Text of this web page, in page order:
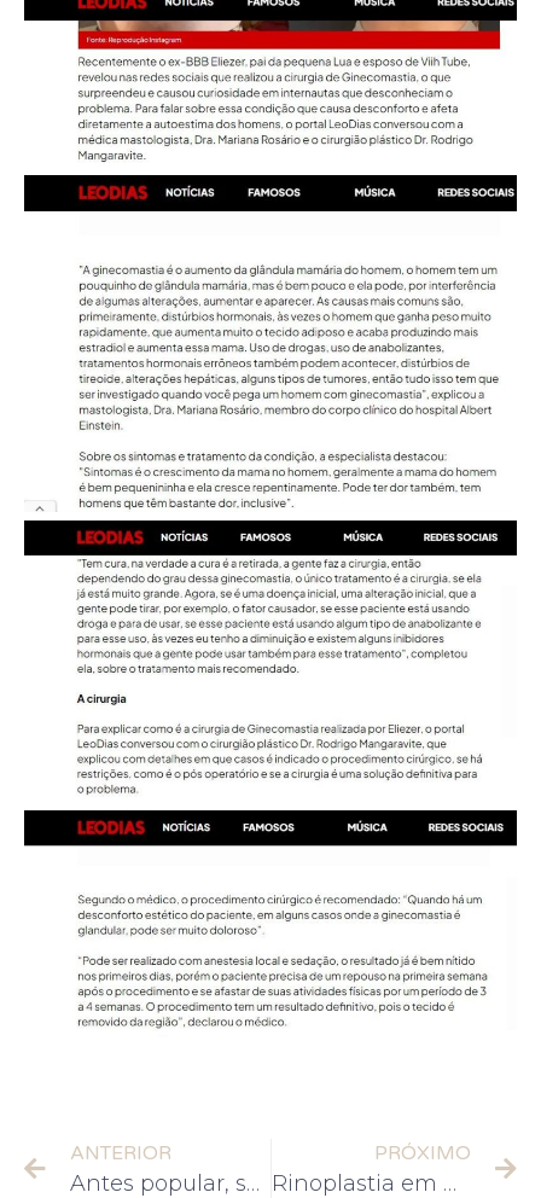
ANTERIOR
Antes popular, sonho de ‘nariz de Barbie’ virou minoria, segundo cirurgiões plásticos
PRÓXIMO
Rinoplastia em Adolescentes: Benefícios, Riscos e Recuperação